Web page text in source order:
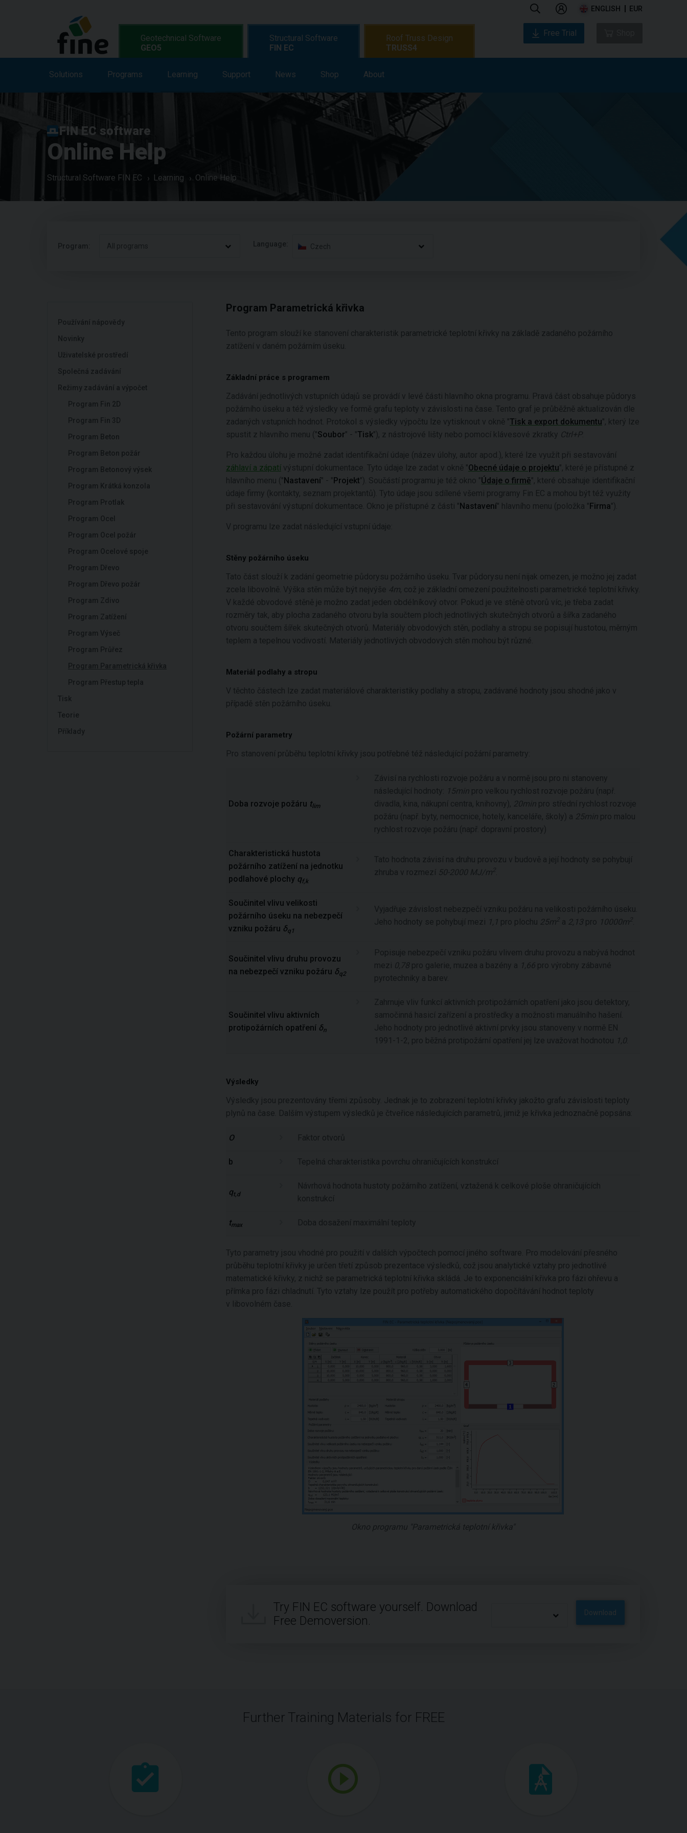
ENGLISH EUR
Geotechnical Software
GEO5
Solutions Features Programs Learning Support News Shop
Structural Software
FIN EC
Solutions Programs Learning Support News Shop About
Roof Truss Design
TRUSS4
Free Trial
FIN EC software
Online Help
Structural Software FIN EC Learning Online Help
Program: All programs Language: Czech
Používání nápovědy
Novinky
Uživatelské prostředí
Společná zadávání
Režimy zadávání a výpočet
Program Fin 2D
Program Fin 3D
Program Beton
Program Beton požár
Program Betonový výsek
Program Krátká konzola
Program Protlak
Program Ocel
Program Ocel požár
Program Ocelové spoje
Program Dřevo
Program Dřevo požár
Program Zdivo
Program Zatížení
Program Výseč
Program Průřez
Program Parametrická křivka
Program Přestup tepla
Tisk
Teorie
Příklady
Program Parametrická křivka
Tento program slouží ke stanovení charakteristik parametrické teplotní křivky na základě zadaného požárního
zatížení v daném požárním úseku.
Základní práce s programem
Zadávání jednotlivých vstupních údajů se provádí v levé části hlavního okna programu. Pravá část obsahuje půdorys
požárního úseku a též výsledky ve formě grafu teploty v závislosti na čase. Tento graf je průběžně aktualizován dle
zadaných vstupních hodnot. Protokol s výsledky výpočtu lze vytisknout v okně "Tisk a export dokumentu", který lze
spustit z hlavního menu ("Soubor" - "Tisk"), z nástrojové lišty nebo pomocí klávesové zkratky Ctrl+P.
Pro každou úlohu je možné zadat identifikační údaje (název úlohy, autor apod.), které lze využít při sestavování
záhlaví a zápatí výstupní dokumentace. Tyto údaje lze zadat v okně "Obecné údaje o projektu", které je přístupné z
hlavního menu ("Nastavení" - "Projekt"). Součástí programu je též okno "Údaje o firmě", které obsahuje identifikační
údaje firmy (kontakty, seznam projektantů). Tyto údaje jsou sdílené všemi programy Fin EC a mohou být též využity
při sestavování výstupní dokumentace. Okno je přístupné z části "Nastavení" hlavního menu (položka "Firma").
V programu lze zadat následující vstupní údaje:
Stěny požárního úseku
Tato část slouží k zadání geometrie půdorysu požárního úseku. Tvar půdorysu není nijak omezen, je možno jej zadat
zcela libovolně. Výška stěn může být nejvýše 4m, což je základní omezení použitelnosti parametrické teplotní křivky.
V každé obvodové stěně je možno zadat jeden obdélníkový otvor. Pokud je ve stěně otvorů víc, je třeba zadat
rozměry tak, aby plocha zadaného otvoru byla součtem ploch jednotlivých skutečných otvorů a šířka zadaného
otvoru součtem šířek skutečných otvorů. Materiály obvodových stěn, podlahy a stropu se popisují hustotou, měrným
teplem a tepelnou vodivostí. Materiály jednotlivých obvodových stěn mohou být různé.
Materiál podlahy a stropu
V těchto částech lze zadat materiálové charakteristiky podlahy a stropu, zadávané hodnoty jsou shodné jako v
případě stěn požárního úseku.
Požární parametry
Pro stanovení průběhu teplotní křivky jsou potřebné též následující požární parametry:
Doba rozvoje požáru tlim
Závisí na rychlosti rozvoje požáru a v normě jsou pro ni stanoveny
následující hodnoty:
15min pro velkou rychlost rozvoje požáru (např.
divadla, kina, nákupní centra, knihovny), 20min pro střední rychlost rozvoje
požáru (např. byty, nemocnice, hotely, kanceláře, školy) a 25min pro malou
rychlost rozvoje požáru (např. dopravní prostory)
Charakteristická hustota
požárního zatížení na jednotku
podlahové plochy qf,k
Tato hodnota závisí na druhu provozu v budově a její hodnoty se pohybují
zhruba v rozmezí 50-2000 MJ/m2
Součinitel vlivu velikosti
požárního úseku na nebezpečí
vzniku požáru δq1
Vyjadřuje závislost nebezpečí vzniku požáru na velikosti požárního úseku.
Jeho hodnoty se pohybují mezi 1,1 pro plochu 25m2 a 2,13 pro 10000m2
Součinitel vlivu druhu provozu
na nebezpečí vzniku požáru δq2
Popisuje nebezpečí vzniku požáru vlivem druhu provozu a nabývá hodnot
mezi 0,78pro galerie, muzea a bazény a 1,66 pro výrobny zábavné
pyrotechniky a barev.
Součinitel vlivu aktivních
protipožárních opatření δn
Zahrnuje vliv funkcí aktivních protipožárních opatření jako jsou detektory,
samočinná hasicí zařízení a prostředky a možnosti manuálního hašení.
Jeho hodnoty pro jednotlivé aktivní prvky jsou stanoveny v normě EN
1991-1-2, pro běžná protipožární opatření jej lze uvažovat hodnotou 1,0.
Výsledky
Výsledky jsou prezentovány třemi způsoby. Jednak je to zobrazení teplotní křivky jakožto grafu závislosti teploty
plynů na čase. Dalším výstupem výsledků je čtveřice následujících parametrů, jimiž je křivka jednoznačně popsána:
O Faktor otvorů
b Tepelná charakteristika povrchu ohraničujících konstrukcí
qt,d
Návrhová hodnota hustoty požárního zatížení, vztažená k celkové ploše ohraničujících
konstrukcí
tmax Doba dosažení maximální teploty
Tyto parametry jsou vhodné pro použití v dalších výpočtech pomocí jiného software. Pro modelování přesného
průběhu teplotní křivky je určen třetí způsob prezentace výsledků, což jsou analytické vztahy pro jednotlivé
matematické křivky, z nichž se parametrická teplotní křivka skládá. Je to exponenciální křivka pro fázi ohřevu a
přímka pro fázi chladnutí. Tyto vztahy lze použít pro potřeby automatického dopočítávání hodnot teploty
v libovolném čase.
Okno programu "Parametrická teplotní křivka"
Try FIN EC software yourself. Download
Free Demoversion.
Download
Further Training Materials for FREE